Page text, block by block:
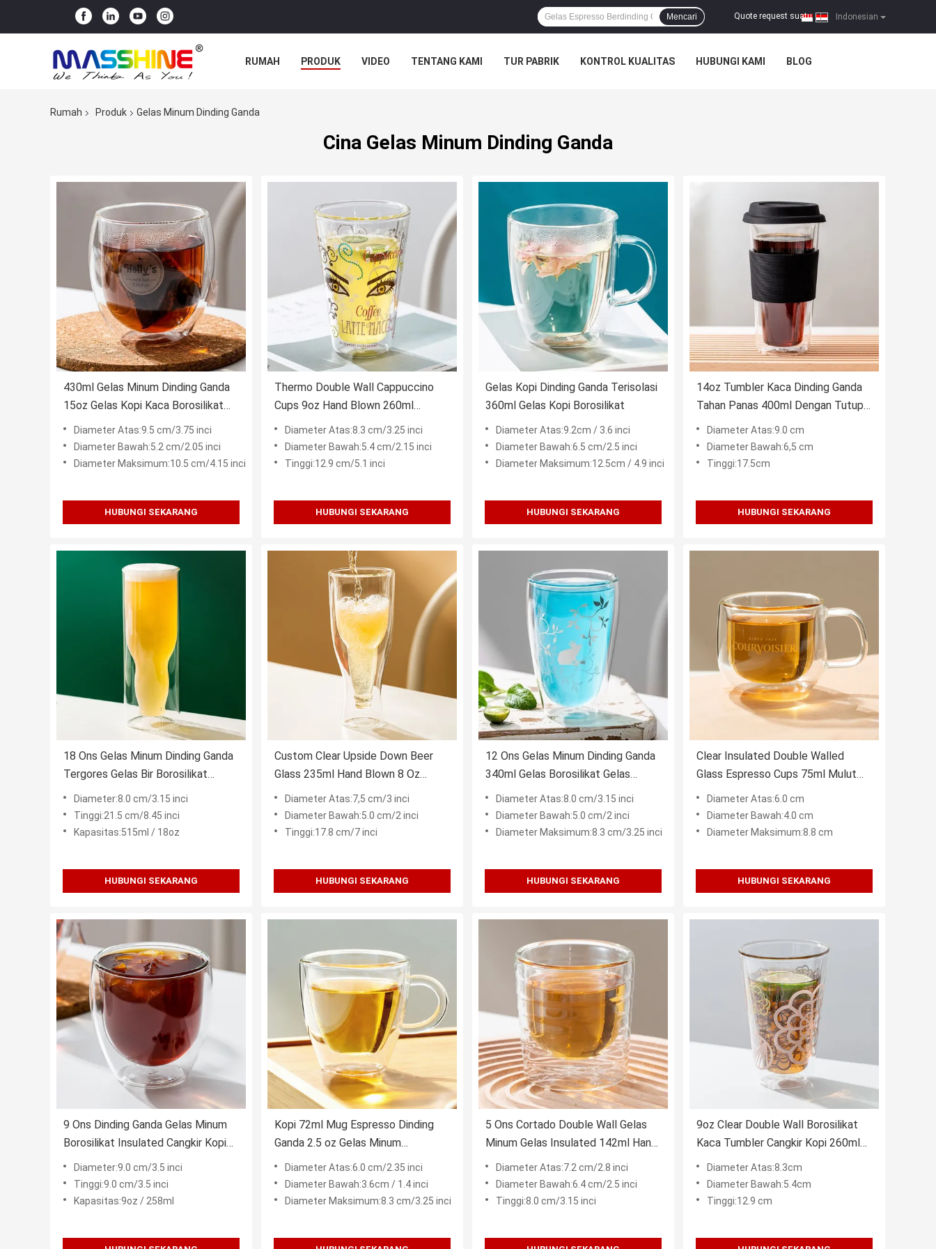
Indonesian
Quote request suatu |
Mencari
RUMAH PRODUK VIDEO TENTANG KAMI TUR PABRIK KONTROL KUALITAS HUBUNGI KAMI BLOG
Rumah Produk Gelas Minum Dinding Ganda
Cina Gelas Minum Dinding Ganda
430ml Gelas Minum Dinding Ganda
15oz Gelas Kopi Kaca Borosilikat
Mulut Ditiup
Diameter Atas:9.5 cm/3.75 inci
Diameter Bawah:5.2 cm/2.05 inci
Diameter Maksimum:10.5 cm/4.15 inci
HUBUNGI SEKARANG
Thermo Double Wall Cappuccino
Cups 9oz Hand Blown 260ml
Tumbler Kopi Terisolasi
Diameter Atas:8.3 cm/3.25 inci
Diameter Bawah:5.4 cm/2.15 inci
Tinggi:12.9 cm/5.1 inci
HUBUNGI SEKARANG
Gelas Kopi Dinding Ganda Terisolasi
360ml Gelas Kopi Borosilikat
Diameter Atas:9.2cm / 3.6 inci
Diameter Bawah:6.5 cm/2.5 inci
Diameter Maksimum:12.5cm / 4.9 inci
HUBUNGI SEKARANG
14oz Tumbler Kaca Dinding Ganda
Tahan Panas 400ml Dengan Tutup
Dan Lengan Silikon
Diameter Atas:9.0 cm
Diameter Bawah:6,5 cm
Tinggi:17.5cm
HUBUNGI SEKARANG
18 Ons Gelas Minum Dinding Ganda
Tergores Gelas Bir Borosilikat
Terbalik
Diameter:8.0 cm/3.15 inci
Tinggi:21.5 cm/8.45 inci
Kapasitas:515ml / 18oz
HUBUNGI SEKARANG
Custom Clear Upside Down Beer
Glass 235ml Hand Blown 8 Oz
Double Wall Cups
Diameter Atas:7,5 cm/3 inci
Diameter Bawah:5.0 cm/2 inci
Tinggi:17.8 cm/7 inci
HUBUNGI SEKARANG
12 Ons Gelas Minum Dinding Ganda
340ml Gelas Borosilikat Gelas
Terisolasi
Diameter Atas:8.0 cm/3.15 inci
Diameter Bawah:5.0 cm/2 inci
Diameter Maksimum:8.3 cm/3.25 inci
HUBUNGI SEKARANG
Clear Insulated Double Walled
Glass Espresso Cups 75ml Mulut
Ditiup 2,6 Ons
Diameter Atas:6.0 cm
Diameter Bawah:4.0 cm
Diameter Maksimum:8.8 cm
HUBUNGI SEKARANG
9 Ons Dinding Ganda Gelas Minum
Borosilikat Insulated Cangkir Kopi
Mulut Ditiup
Diameter:9.0 cm/3.5 inci
Tinggi:9.0 cm/3.5 inci
Kapasitas:9oz / 258ml
Kopi 72ml Mug Espresso Dinding
Ganda 2.5 oz Gelas Minum
Borosilikat
Diameter Atas:6.0 cm/2.35 inci
Diameter Bawah:3.6cm / 1.4 inci
Diameter Maksimum:8.3 cm/3.25 inci
5 Ons Cortado Double Wall Gelas
Minum Gelas Insulated 142ml Hand
Blown
Diameter Atas:7.2 cm/2.8 inci
Diameter Bawah:6.4 cm/2.5 inci
Tinggi:8.0 cm/3.15 inci
9oz Clear Double Wall Borosilikat
Kaca Tumbler Cangkir Kopi 260ml
Mulut Ditiup
Diameter Atas:8.3cm
Diameter Bawah:5.4cm
Tinggi:12.9 cm